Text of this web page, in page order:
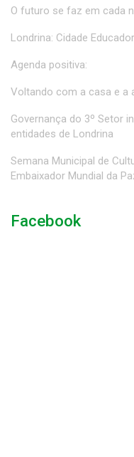
O futuro se faz em cada
Londrina: Cidade
Agenda positiva:
Voltando com a casa e a
Governança do 3º Setor
entidades de Londrina
Semana Municipal de
Embaixador Mundial da
Facebook